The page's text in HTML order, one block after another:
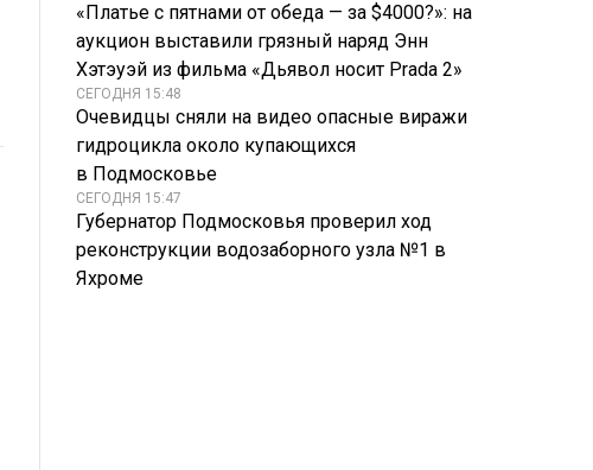
«Платье с пятнами от обеда — за $4000?»: на
аукцион выставили грязный наряд Энн
Хэтэуэй из фильма «Дьявол носит Prada 2»
СЕГОДНЯ 15:48
Очевидцы сняли на видео опасные виражи
гидроцикла около купающихся
в Подмосковье
СЕГОДНЯ 15:47
Губернатор Подмосковья проверил ход
реконструкции водозаборного узла №1 в
Яхроме